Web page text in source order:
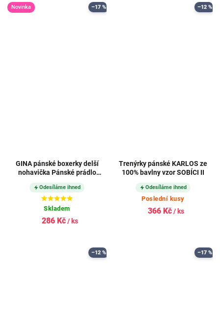
Novinka –17 %
GINA pánské boxerky delší
nohavička Pánské prádlo
SOLID 74090P
Odesíláme ihned
Skladem
286 Kč/ ks
–12 %
Trenýrky pánské KARLOS ze
100% bavlny vzor SOBÍCI II
Odesíláme ihned
Poslední kusy
366 Kč/ ks
–12 % –17 %